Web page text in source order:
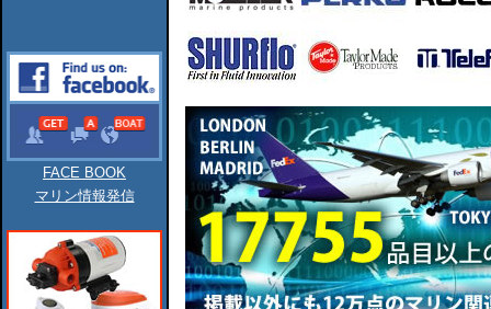
FACE BOOK
マリン情報発信